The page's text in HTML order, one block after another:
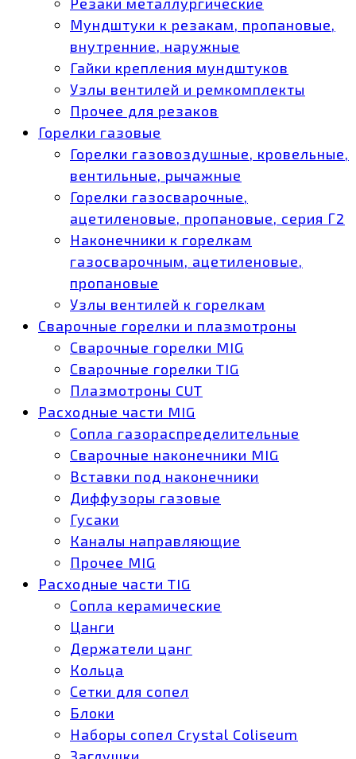
Мундштуки к резакам, пропановые,
внутренние, наружные
Гайки крепления мундштуков
Узлы вентилей и ремкомплекты
Прочее для резаков
Горелки газовые
Горелки газовоздушные, кровельные,
вентильные, рычажные
Горелки газосварочные,
ацетиленовые, пропановые, серия Г2
Наконечники к горелкам
газосварочным, ацетиленовые,
пропановые
Узлы вентилей к горелкам
Сварочные горелки и плазмотроны
Сварочные горелки MIG
Сварочные горелки TIG
Плазмотроны CUT
Расходные части MIG
Сопла газораспределительные
Сварочные наконечники MIG
Вставки под наконечники
Диффузоры газовые
Гусаки
Каналы направляющие
Прочее MIG
Расходные части TIG
Сопла керамические
Цанги
Держатели цанг
Кольца
Сетки для сопел
Блоки
Наборы сопел Crystal Coliseum
Заглушки